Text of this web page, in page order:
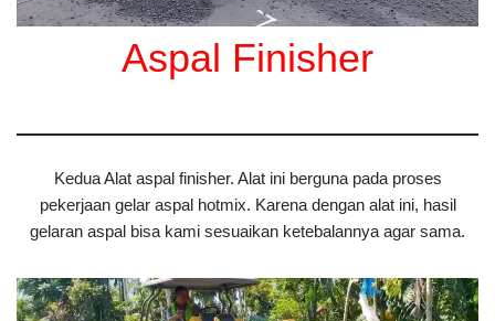
Aspal Finisher
Kedua Alat aspal finisher. Alat ini berguna pada proses
pekerjaan gelar aspal hotmix. Karena dengan alat ini, hasil
gelaran aspal bisa kami sesuaikan ketebalannya agar sama.